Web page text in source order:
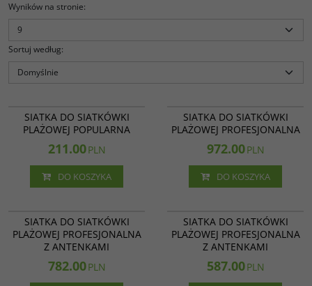
Wyników na stronie:
Sortuj według:
SIATKA DO SIATKÓWKI
PLAŻOWEJ POPULARNA
211.00PLN
DO KOSZYKA
SIATKA DO SIATKÓWKI
PLAŻOWEJ PROFESJONALNA
972.00PLN
DO KOSZYKA
SIATKA DO SIATKÓWKI
PLAŻOWEJ PROFESJONALNA
Z ANTENKAMI
782.00PLN
SIATKA DO SIATKÓWKI
PLAŻOWEJ PROFESJONALNA
Z ANTENKAMI
587.00PLN